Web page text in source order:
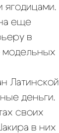
еще
в
модельных
Латинской
деньги.
своих
в них